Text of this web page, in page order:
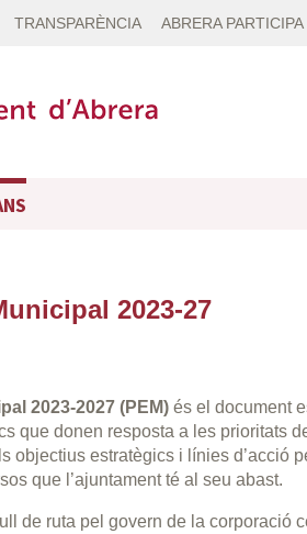
TRANSPARÈNCIA ABRERA PARTICIPA
2023-27
2023-2027 (PEM) és el document
que donen resposta a les prioritats
objectius estratègics i línies d’acció
que l’ajuntament té al seu abast.
de ruta pel govern de la corporació